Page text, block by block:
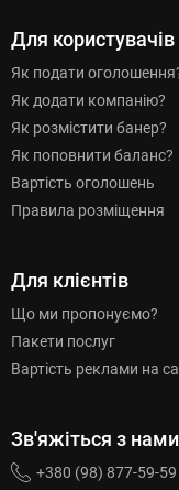
Для користувачів
Як подати
Як додати компанію?
Як розмістити банер?
Як поповнити баланс?
Вартість оголошень
Правила розміщення
Для клієнтів
Що ми пропонуємо?
Пакети послуг
Вартість реклами на
Зв'яжіться з нами
+380 (98) 877-59-59